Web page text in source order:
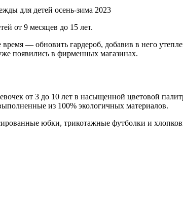
для детей осень-зима 2023
от 9 месяцев до 15 лет.
— обновить гардероб, добавив в него
появились в фирменных магазинах.
от 3 до 10 лет в насыщенной цветовой
из 100% экологичных материалов.
юбки, трикотажные футболки и